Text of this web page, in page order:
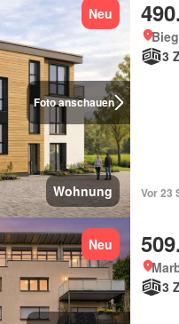
Foto anschauen
Neu
Wohnung
3
Vor 23
Neu
3